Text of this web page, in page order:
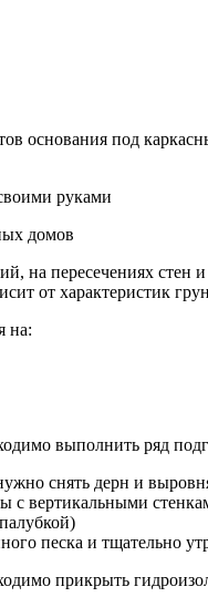
основания под
руками
на пересечениях
от характеристик
на:
выполнить ряд
снять дерн и
вертикальными
песка и тщательно
прикрыть